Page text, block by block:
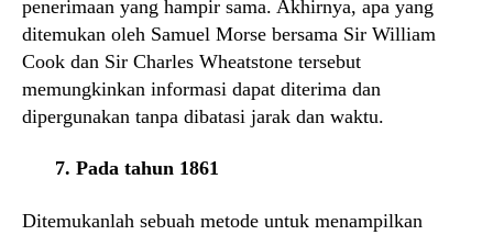
penerimaan yang hampir sama. Akhirnya, apa yang
ditemukan oleh Samuel Morse bersama Sir William
Cook dan Sir Charles Wheatstone tersebut
memungkinkan informasi dapat diterima dan
dipergunakan tanpa dibatasi jarak dan waktu.
7. Pada tahun 1861
Ditemukanlah sebuah metode untuk menampilkan